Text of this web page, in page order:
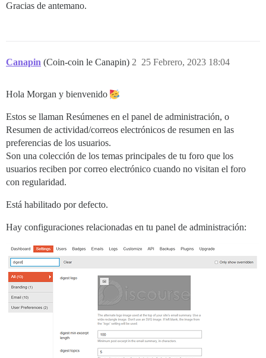
Gracias de antemano.
Canapin (Coin-coin le Canapin) 25 Febrero, 2023 18:04
2
Hola Morgan y bienvenido
Estos se llaman Resúmenes en el panel de administración, o
Resumen de actividad/correos electrónicos de resumen en las
preferencias de los usuarios.
Son una colección de los temas principales de tu foro que los
usuarios reciben por correo electrónico cuando no visitan el foro
con regularidad.
Está habilitado por defecto.
Hay configuraciones relacionadas en tu panel de administración: